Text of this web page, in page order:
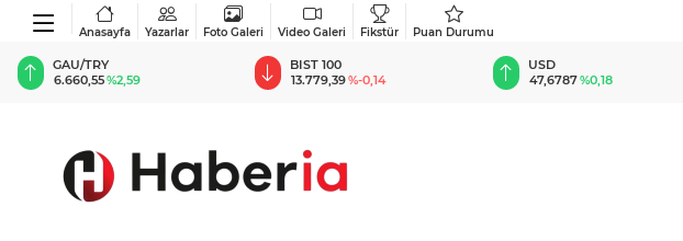
Anasayfa Yazarlar Foto Galeri Video Galeri Fikstür Puan Durumu
BIST 100
13.779,39%-0,14
USD
47,6787%0,18
EUR
55,1254%0,32